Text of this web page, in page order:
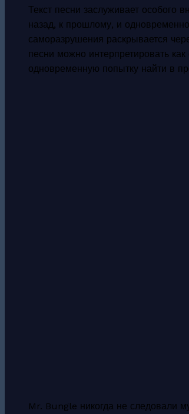
Текст песни заслуживает
назад, к прошлому, и
саморазрушения раскрывается
песни можно интерпретировать
одновременную попытку найти в
Mr. Bungle никогда не следовали